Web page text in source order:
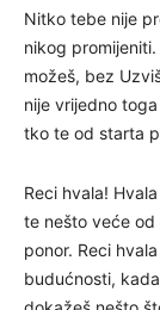
Nitko tebe nije
nikog
možeš, bez
nije vrijedno
tko te od starta
Reci hvala!
te nešto veće od
ponor. Reci
budućnosti,